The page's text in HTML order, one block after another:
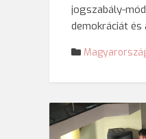
jogszabály-
demokráciát és